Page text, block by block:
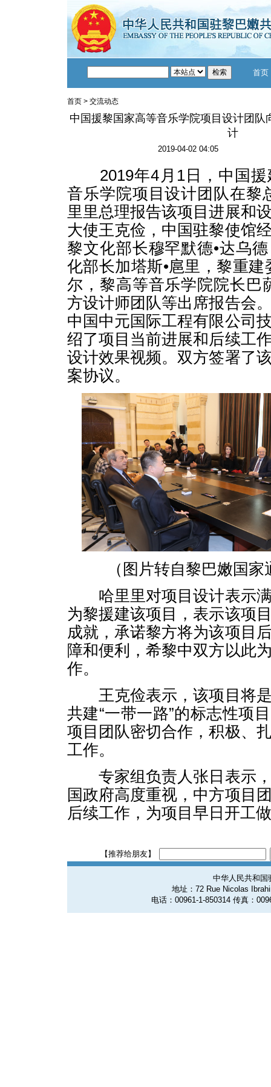
首页
首页 > 交流动态
中国援黎国家高等音乐学院项目设计团队
计
2019-04-02 04:05
2019年4月1日，中国援
音乐学院项目设计团队在黎
里里总理报告该项目进展和
大使王克俭，中国驻黎使馆
黎文化部长穆罕默德•达乌
化部长加塔斯•扈里，黎重建
尔，黎高等音乐学院院长巴
方设计师团队等出席报告会
中国中元国际工程有限公司
绍了项目当前进展和后续工
设计效果视频。双方签署了
案协议。
（图片转自黎巴嫩国
哈里里对项目设计表示满
为黎援建该项目，表示该项
成就，承诺黎方将为该项目
障和便利，希黎中双方以此
作。
王克俭表示，该项目将是
共建“一带一路”的标志性项
项目团队密切合作，积极、
工作。
专家组负责人张日表示，
国政府高度重视，中方项目
后续工作，为项目早日开工
【推荐给朋友】
中华人民共和国
地址：72 Rue Nicolas
电话：00961-1-850314 传真：